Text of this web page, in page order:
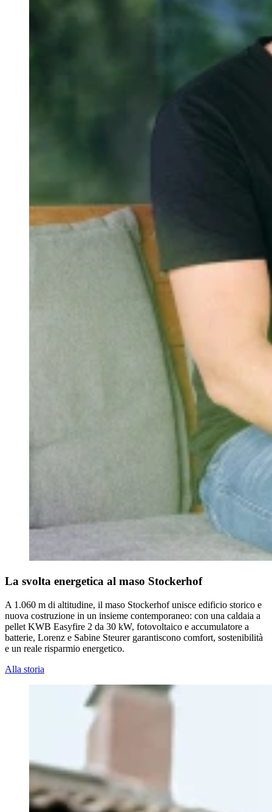
La svolta energetica al maso Stockerhof
A 1.060 m di altitudine, il maso Stockerhof unisce edificio storico e
nuova costruzione in un insieme contemporaneo: con una caldaia a
pellet KWB Easyfire 2 da 30 kW, fotovoltaico e accumulatore a
batterie, Lorenz e Sabine Steurer garantiscono comfort, sostenibilità
e un reale risparmio energetico.
Alla storia